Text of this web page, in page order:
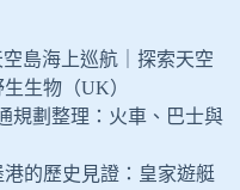
空島海上巡航｜探索天空
生物（UK）
規劃整理：火車、巴士與
的歷史見證：皇家遊艇